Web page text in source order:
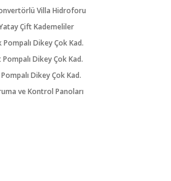
Villa Hidroforu
Çift Kademeliler
Pompalı Dikey Çok Kad.
Pompalı Dikey Çok Kad.
Dikey Çok Kad.
ve Kontrol Panoları